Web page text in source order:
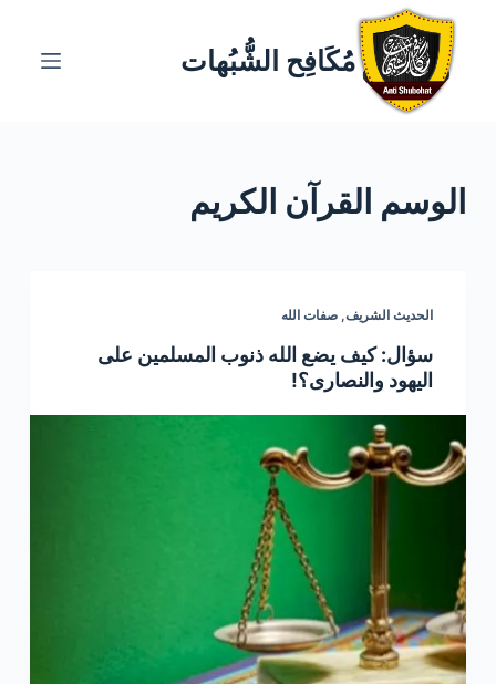
مُكَافِح الشُّبُهات
الوسم القرآن الكريم
الحديث الشريف, صفات الله
سؤال: كيف يضع الله ذنوب المسلمين على
اليهود والنصارى؟!